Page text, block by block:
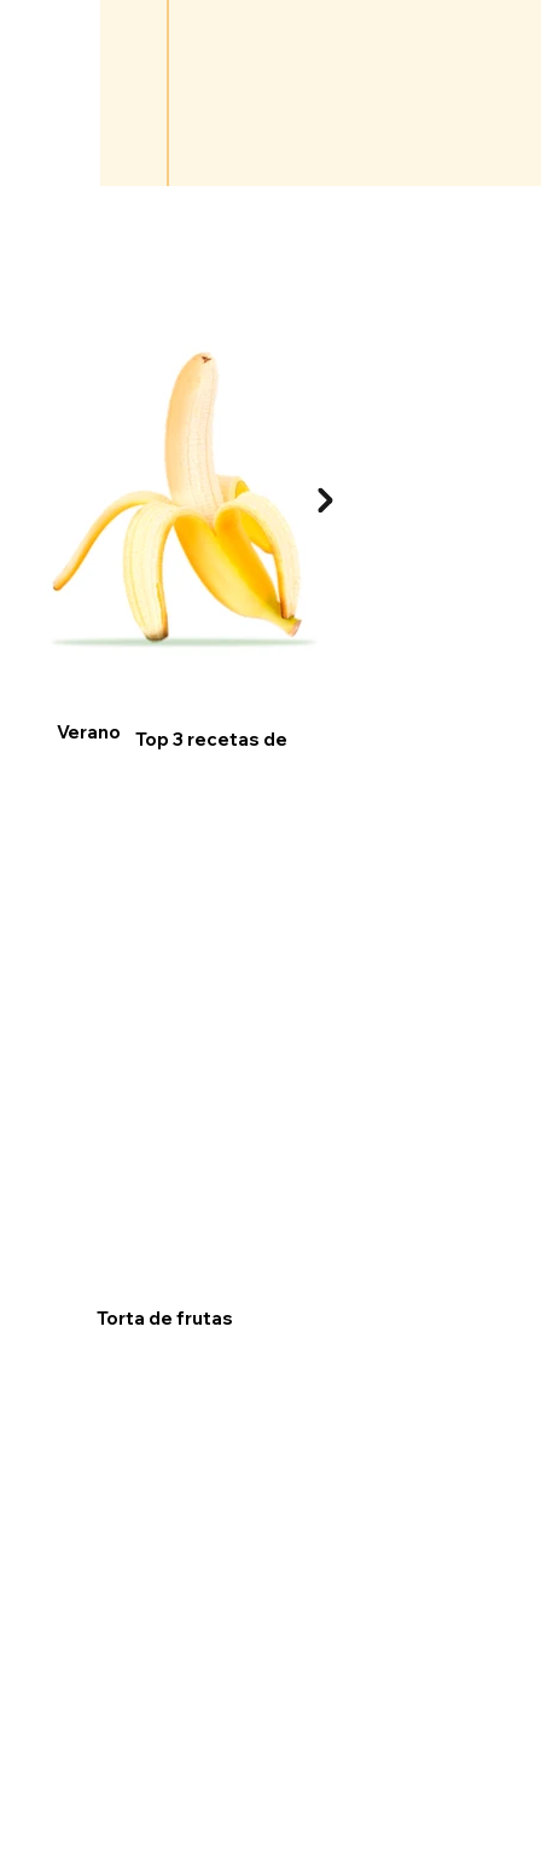
Verano Top 3 recetas de
Torta de frutas